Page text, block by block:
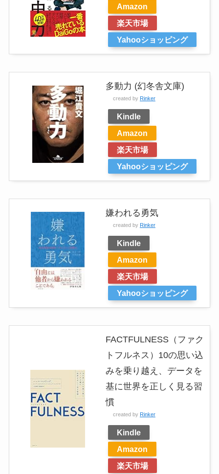
Amazon
楽天市場
Yahooショッピング
多動力 (幻冬舎文庫)
created by Rinker
Kindle
Amazon
楽天市場
Yahooショッピング
嫌われる勇気
created by Rinker
Kindle
Amazon
楽天市場
Yahooショッピング
FACTFULNESS（ファク
トフルネス）10の思い込
みを乗り越え、データを
基に世界を正しく見る習
慣
created by Rinker
Kindle
Amazon
楽天市場